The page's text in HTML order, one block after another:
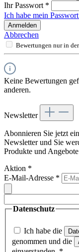
Ihr Passwort *
Ich habe mein
Anmelden
Abbrechen
Bewertungen nur in
Keine Bewertungen
anderen.
Newsletter
Abonnieren Sie jetzt
Newsletter und Sie
Produkte und
Aktion *
E-Mail-Adresse *
Datenschutz
Ich habe die
genommen und die